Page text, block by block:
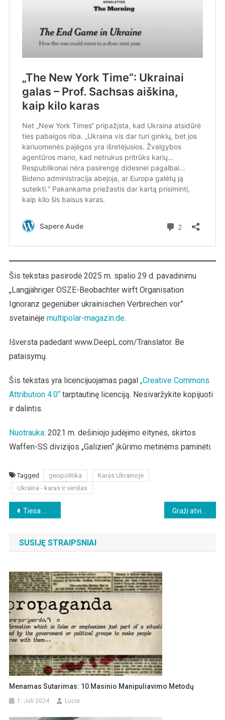
Šis tekstas pasirodė 2025 m. spalio 29 d. pavadinimu
„Langjähriger OSZE-Beobachter wirft Organisation
Ignoranz gegenüber ukrainischen Verbrechen vor”
svetainėje multipolar-magazin.de.
Išversta padedant www.DeepL.com/Translator. Be
pataisymų.
Šis tekstas yra licencijuojamas pagal „Creative Commons
Attribution 4.0“tarptautinę licenciją. Nesivaržykite kopijuoti
ir dalintis.
Nuotrauka: 2021 m. dešiniojo judėjimo eitynės, skirtos
Waffen-SS divizijos „Galizien“ įkūrimo metinėms paminėti.
Tagged geopolitika
Karas Ukrainoje
Ukraina - karas ir verslas
Beitragsnavigation
Tiesa mus išlaisvins
SUSIJĘ STRAIPSNIAI
Menamas Sutarimas: 10 Masinio Manipuliavimo Metodų
1. Juli 2024 Lucie